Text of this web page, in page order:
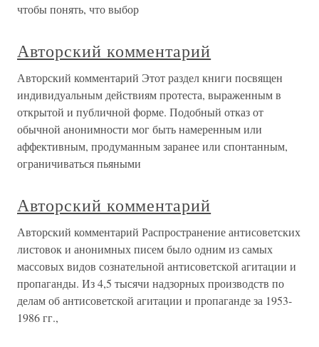
чтобы понять, что выбор
Авторский комментарий
Авторский комментарий Этот раздел книги посвящен
индивидуальным действиям протеста, выраженным в
открытой и публичной форме. Подобный отказ от
обычной анонимности мог быть намеренным или
аффективным, продуманным заранее или спонтанным,
ограничиваться пьяными
Авторский комментарий
Авторский комментарий Распространение антисоветских
листовок и анонимных писем было одним из самых
массовых видов сознательной антисоветской агитации и
пропаганды. Из 4,5 тысячи надзорных производств по
делам об антисоветской агитации и пропаганде за 1953-
1986 гг.,